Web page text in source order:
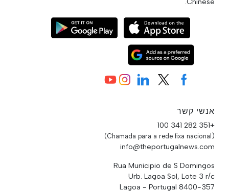
אנשי קשר
+351 282 341 100
(Chamada para a rede fixa nacional)
info@theportugalnews.com
Rua Municipio de S Domingos
Urb. Lagoa Sol, Lote 3 r/c
8400-357 Lagoa - Portugal